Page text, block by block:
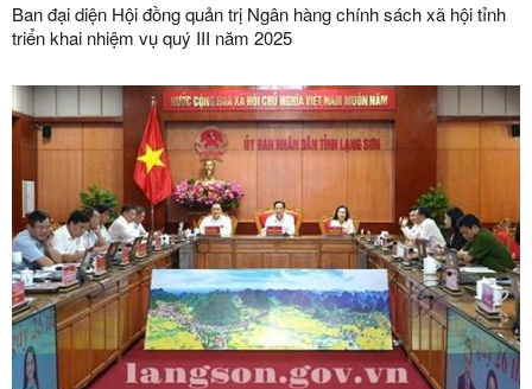
Ban đại diện Hội đồng quản trị Ngân hàng chính sách xã hội tỉnh
triển khai nhiệm vụ quý III năm 2025